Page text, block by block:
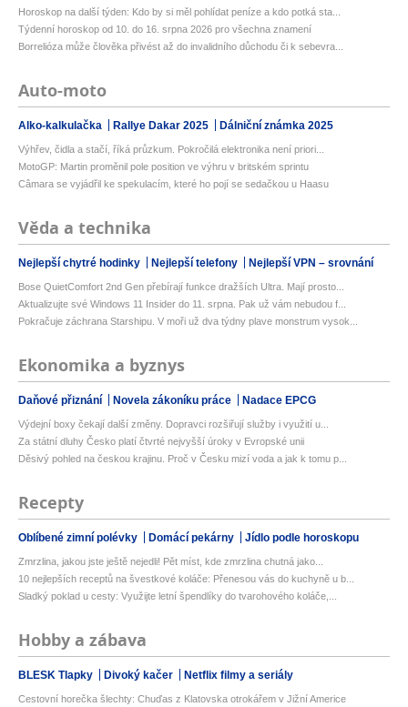
Horoskop na další týden: Kdo by si měl pohlídat peníze a kdo potká sta...
Týdenní horoskop od 10. do 16. srpna 2026 pro všechna znamení
Borrelióza může člověka přivést až do invalidního důchodu či k sebevra...
Auto-moto
Alko-kalkulačka Rallye Dakar 2025 Dálniční známka 2025
Výhřev, čidla a stačí, říká průzkum. Pokročilá elektronika není priori...
MotoGP: Martin proměnil pole position ve výhru v britském sprintu
Câmara se vyjádřil ke spekulacím, které ho pojí se sedačkou u Haasu
Věda a technika
Nejlepší chytré hodinky Nejlepší telefony Nejlepší VPN – srovnání
Bose QuietComfort 2nd Gen přebírají funkce dražších Ultra. Mají prosto...
Aktualizujte své Windows 11 Insider do 11. srpna. Pak už vám nebudou f...
Pokračuje záchrana Starshipu. V moři už dva týdny plave monstrum vysok...
Ekonomika a byznys
Daňové přiznání Novela zákoníku práce Nadace EPCG
Výdejní boxy čekají další změny. Dopravci rozšiřují služby i využití u...
Za státní dluhy Česko platí čtvrté nejvyšší úroky v Evropské unii
Děsivý pohled na českou krajinu. Proč v Česku mizí voda a jak k tomu p...
Recepty
Oblíbené zimní polévky Domácí pekárny Jídlo podle horoskopu
Zmrzlina, jakou jste ještě nejedli! Pět míst, kde zmrzlina chutná jako...
10 nejlepších receptů na švestkové koláče: Přenesou vás do kuchyně u b...
Sladký poklad u cesty: Využijte letní špendlíky do tvarohového koláče,...
Hobby a zábava
BLESK Tlapky Divoký kačer Netflix filmy a seriály
Cestovní horečka šlechty: Chuďas z Klatovska otrokářem v Jižní Americe